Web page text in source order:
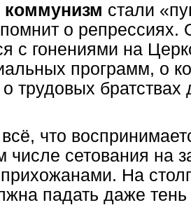
коммунизм стали
о репрессиях.
с гонениями на
программ, о
трудовых
что
числе сетования на
На
падать даже